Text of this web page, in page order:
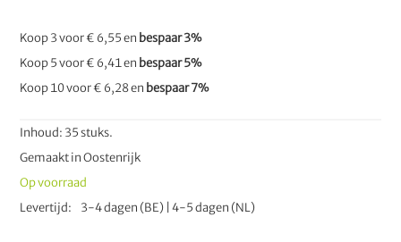
Inhoud: 35 stuks.
Gemaakt in Oostenrijk
Op voorraad
Levertijd
3-4 dagen (BE) | 4-5 dagen (NL)
Koop 3 voor€ 6,55 en bespaar3%
Koop 5 voor€ 6,41en bespaar5%
Koop 10 voor€ 6,28en bespaar7%